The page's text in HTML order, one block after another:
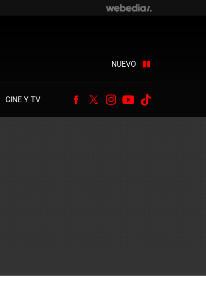
NUEVO
CINE Y TV Facebook
TwitterInstagram
Youtube